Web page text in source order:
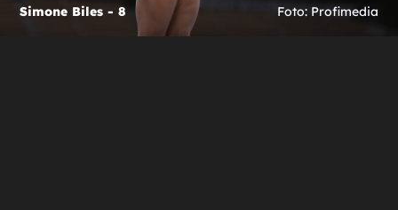
Simone Biles - 8 Foto: Profimedia